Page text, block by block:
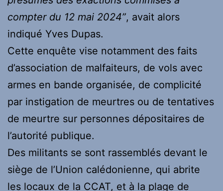
compter du 12 mai 2024”, avait alors
indiqué Yves Dupas.
Cette enquête vise notamment des faits
d’association de malfaiteurs, de vols avec
armes en bande organisée, de complicité
par instigation de meurtres ou de tentatives
de meurtre sur personnes dépositaires de
l’autorité publique.
Des militants se sont rassemblés devant le
siège de l’Union calédonienne, qui abrite
les locaux de la CCAT, et à la plage de